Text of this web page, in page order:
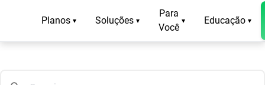
Planos ▾ Soluções ▾
Para
Você
▾ Educação ▾